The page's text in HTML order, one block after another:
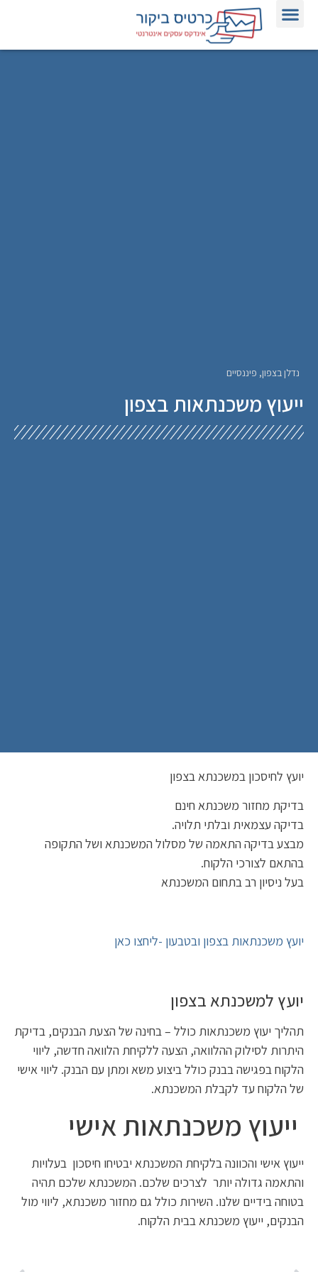
נדלן בצפון, פיננסיים
ייעוץ משכנתאות בצפון
יועץ לחיסכון במשכנתא בצפון
בדיקת מחזור משכנתא חינם
בדיקה עצמאית ובלתי תלויה.
מבצע בדיקה התאמה של מסלול המשכנתא ושל התקופה
בהתאם לצורכי הלקוח.
בעל ניסיון רב בתחום המשכנתא
יועץ משכנתאות בצפון ובטבעון -ליחצו כאן
יועץ למשכנתא בצפון
תהליך יעוץ משכנתאות כולל – בחינה של הצעת הבנקים, בדיקת
היתרות לסילוק ההלוואה, הצעה ללקיחת הלוואה חדשה, ליווי
הלקוח בפגישה בבנק כולל ביצוע משא ומתן עם הבנק. ליווי אישי
של הלקוח עד לקבלת המשכנתא.
ייעוץ משכנתאות אישי
ייעוץ אישי והכוונה בלקיחת המשכנתא יבטיחו חיסכון בעלויות
והתאמה גדולה יותר לצרכים שלכם. המשכנתא שלכם תהיה
בטוחה בידיים שלנו. השירות כולל גם מחזור משכנתא, ליווי מול
הבנקים, ייעוץ משכנתא בבית הלקוח.